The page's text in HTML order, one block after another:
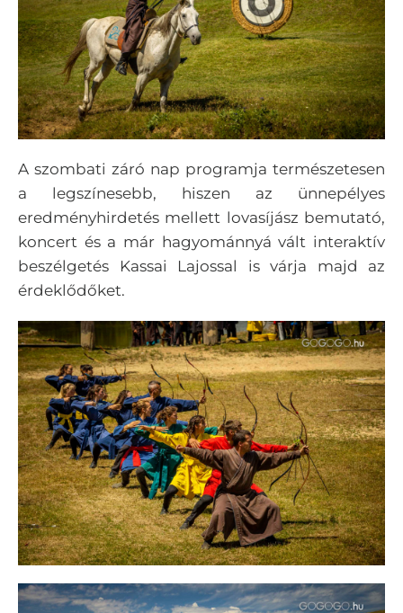
A szombati záró nap programja természetesen
a legszínesebb, hiszen az ünnepélyes
eredményhirdetés mellett lovasíjász bemutató,
koncert és a már hagyománnyá vált interaktív
beszélgetés Kassai Lajossal is várja majd az
érdeklődőket.